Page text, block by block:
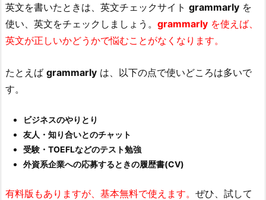
英文を書いたときは、英文チェックサイト grammarly を
使い、英文をチェックしましょう。 grammarly を使えば、
英文が正しいかどうかで悩むことがなくなります。
たとえば grammarly は、以下の点で使いどころは多いで
す。
ビジネスのやりとり
友人・知り合いとのチャット
受験・TOEFLなどのテスト勉強
外資系企業への応募するときの履歴書(CV)
有料版もありますが、基本無料で使えます。 ぜひ、試して